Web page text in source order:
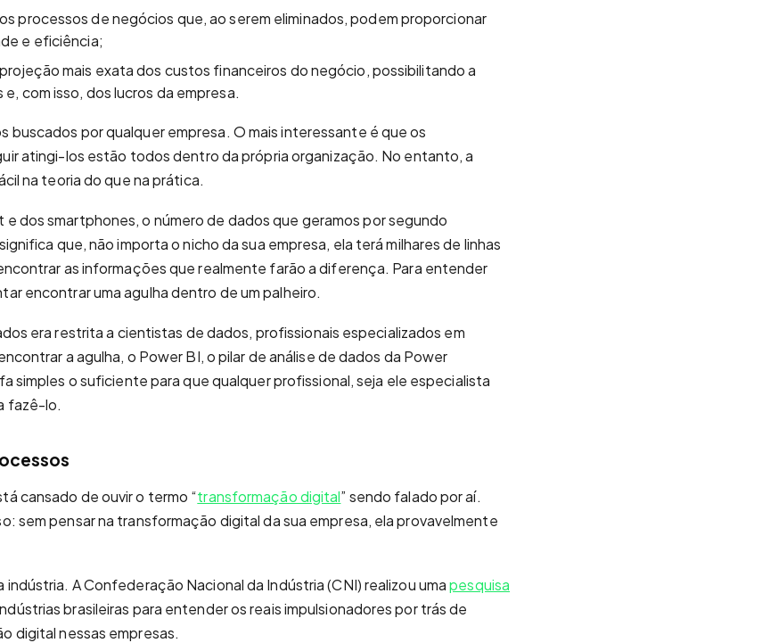
processos de negócios que, ao serem eliminados, podem proporcionar
e eficiência;
mais exata dos custos financeiros do negócio, possibilitando a
com isso, dos lucros da empresa.
buscados por qualquer empresa. O mais interessante é que os
atingi-los estão todos dentro da própria organização. No entanto, a
na teoria do que na prática.
dos smartphones, o número de dados que geramos por segundo
que, não importa o nicho da sua empresa, ela terá milhares de linhas
as informações que realmente farão a diferença. Para entender
encontrar uma agulha dentro de um palheiro.
era restrita a cientistas de dados, profissionais especializados em
a agulha, o Power BI, o pilar de análise de dados da Power
simples o suficiente para que qualquer profissional, seja ele especialista
fazê-lo.
cansado de ouvir o termo “transformação digital” sendo falado por aí.
sem pensar na transformação digital da sua empresa, ela provavelmente
indústria. A Confederação Nacional da Indústria (CNI) realizou umapesquisa
brasileiras para entender os reais impulsionadores por trás de
digital nessas empresas.